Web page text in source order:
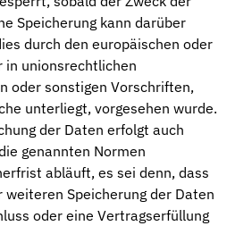
Speicherung kann darüber
durch den europäischen oder
in unionsrechtlichen
oder sonstigen Vorschriften,
unterliegt, vorgesehen wurde.
der Daten erfolgt auch
genannten Normen
abläuft, es sei denn, dass
Speicherung der Daten
oder eine Vertragserfüllung